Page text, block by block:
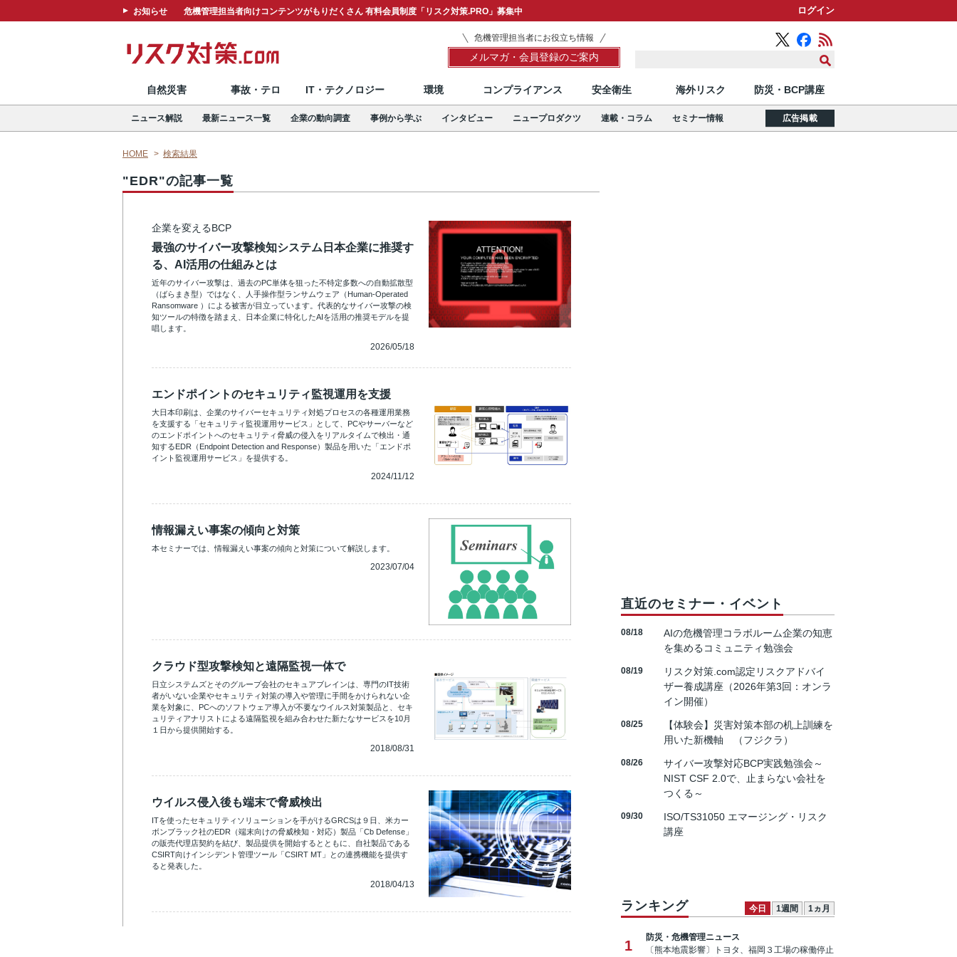
お知らせ 危機管理担当者向けコンテンツがもりだくさん 有料会員制度「リスク対策.PRO」募集中 ログイン
危機管理担当者にお役立ち情報
メルマガ・会員登録のご案内
自然災害 事故・テロ IT・テクノロジー 環境 コンプライアンス 安全衛生 海外リスク 防災・BCP講座
ニュース解説 最新ニュース一覧 企業の動向調査 事例から学ぶ インタビュー ニュープロダクツ 連載・コラム セミナー情報 広告掲載
HOME 検索結果
"EDR"の記事一覧
企業を変えるBCP
最強のサイバー攻撃検知システム日本企業に推奨す
る、AI活用の仕組みとは
近年のサイバー攻撃は、過去のPC単体を狙った不特定多数への自動拡散型
（ばらまき型）ではなく、人手操作型ランサムウェア（Human-Operated
Ransomware ）による被害が目立っています。代表的なサイバー攻撃の検
知ツールの特徴を踏まえ、日本企業に特化したAIを活用の推奨モデルを提
唱します。
2026/05/18
エンドポイントのセキュリティ監視運用を支援
大日本印刷は、企業のサイバーセキュリティ対処プロセスの各種運用業務
を支援する「セキュリティ監視運用サービス」として、PCやサーバーなど
のエンドポイントへのセキュリティ脅威の侵入をリアルタイムで検出・通
知するEDR（Endpoint Detection and Response）製品を用いた「エンドポ
イント監視運用サービス」を提供する。
2024/11/12
情報漏えい事案の傾向と対策
本セミナーでは、情報漏えい事案の傾向と対策について解説します。
2023/07/04
クラウド型攻撃検知と遠隔監視一体で
日立システムズとそのグループ会社のセキュアブレインは、専門のIT技術
者がいない企業やセキュリティ対策の導入や管理に手間をかけられない企
業を対象に、PCへのソフトウェア導入が不要なウイルス対策製品と、セキ
ュリティアナリストによる遠隔監視を組み合わせた新たなサービスを10月
１日から提供開始する。
2018/08/31
ウイルス侵入後も端末で脅威検出
ITを使ったセキュリティソリューションを手がけるGRCSは９日、米カー
ボンブラック社のEDR（端末向けの脅威検知・対応）製品「Cb Defense」
の販売代理店契約を結び、製品提供を開始するとともに、自社製品である
CSIRT向けインシデント管理ツール「CSIRT MT」との連携機能を提供す
ると発表した。
2018/04/13
直近のセミナー・イベント
08/18
AIの危機管理コラボルーム企業の知恵
を集めるコミュニティ勉強会
08/19
リスク対策.com認定リスクアドバイ
ザー養成講座（2026年第3回：オンラ
イン開催）
08/25
【体験会】災害対策本部の机上訓練を
用いた新機軸 （フジクラ）
08/26
サイバー攻撃対応BCP実践勉強会～
NIST CSF 2.0で、止まらない会社を
つくる～
09/30
ISO/TS31050 エマージング・リスク
講座
ランキング 今日 1週間 1ヵ月
1
防災・危機管理ニュース
〔熊本地震影響〕トヨタ、福岡３工場の稼働停止